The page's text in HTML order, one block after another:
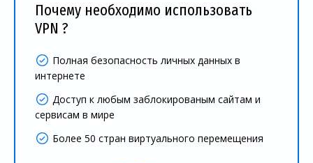
Почему необходимо использовать
VPN ?
Полная безопасность личных данных в
интернете
Доступ к любым заблокированым сайтам и
сервисам в мире
Более 50 стран виртуального перемещения